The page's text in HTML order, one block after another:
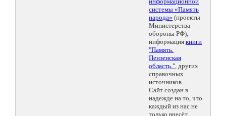
системы «Память
народа» (проекты
Министерства
обороны РФ),
информация книги
"Память.
Пензенская
область.", других
справочных
источников.
Сайт создан в
надежде на то, что
каждый из нас не
только внесёт